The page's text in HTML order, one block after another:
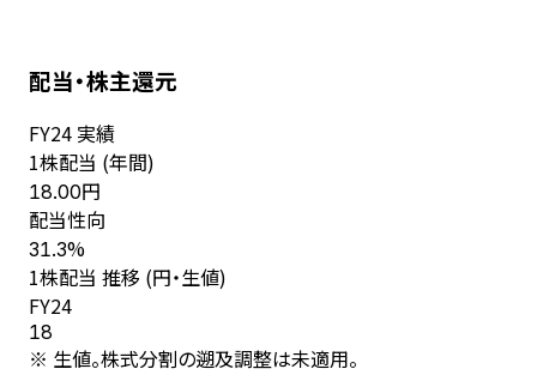
配当・株主還元
FY24 実績
1株配当 (年間)
18.00円
配当性向
31.3%
1株配当 推移 (円・生値)
FY24
18
※ 生値。株式分割の遡及調整は未適用。